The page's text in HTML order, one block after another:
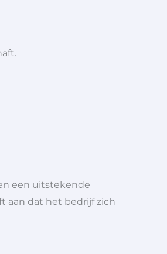
een uitstekende
aan dat het bedrijf zich